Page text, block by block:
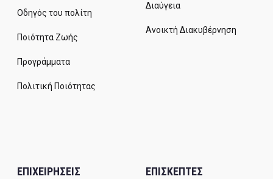
Οδηγός του πολίτη
Ποιότητα Ζωής
Προγράμματα
Πολιτική Ποιότητας
Διαύγεια
Ανοικτή Διακυβέρνηση
ΕΠΙΧΕΙΡΗΣΕΙΣ ΕΠΙΣΚΕΠΤΕΣ